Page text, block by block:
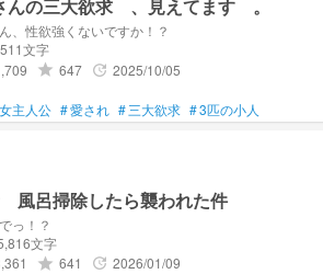
んの三大欲求 、見えてます 。
、性欲強くないですか！？
文字
grade 647 update 2025/10/05
女主人公 #愛され #三大欲求 #3匹の小人
呂掃除したら襲われた件
っ！？
文字
grade 641 update 2026/01/09